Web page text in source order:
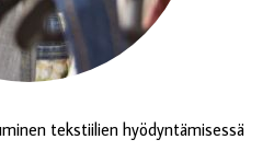
tekstiilien hyödyntämisessä